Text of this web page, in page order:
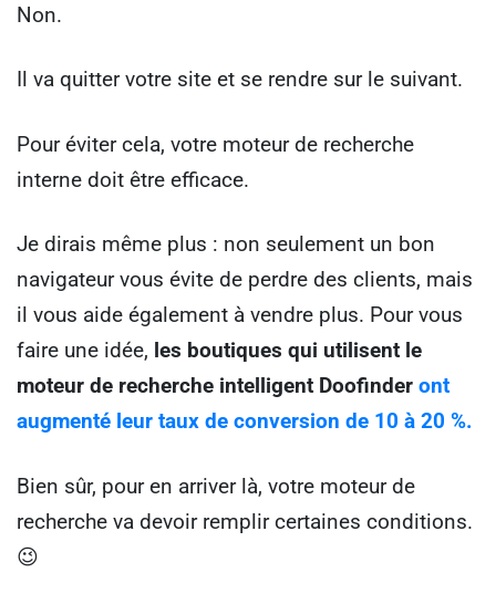
Non.
Il va quitter votre site et se rendre sur le suivant.
Pour éviter cela, votre moteur de recherche
interne doit être efficace.
Je dirais même plus : non seulement un bon
navigateur vous évite de perdre des clients, mais
il vous aide également à vendre plus. Pour vous
faire une idée, les boutiques qui utilisent le
moteur de recherche intelligent Doofinder ont
augmenté leur taux de conversion de 10 à 20 %.
Bien sûr, pour en arriver là, votre moteur de
recherche va devoir remplir certaines conditions.
😉